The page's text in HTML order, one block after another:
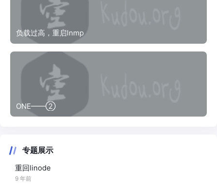
负载过高，重启lnmp
ONE——②
专题展示
重回linode
9 年前